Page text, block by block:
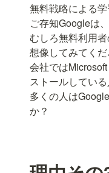
無料戦略による
ご存知Googleは
むしろ無料利用
想像してみてく
会社では
ストールしてい
多くの人は
か？